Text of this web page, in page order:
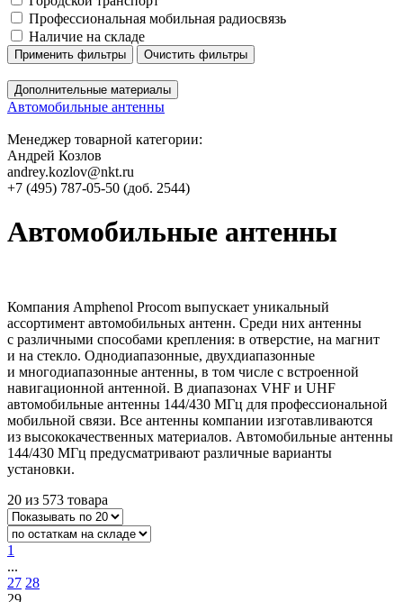
Профессиональная мобильная радиосвязь
Наличие на складе
Применить фильтры Очистить фильтры
Дополнительные материалы
Автомобильные антенны
Менеджер товарной категории:
Андрей Козлов
andrey.kozlov@nkt.ru
+7 (495) 787-05-50 (доб. 2544)
Автомобильные антенны
Компания Amphenol Procom выпускает уникальный
ассортимент автомобильных антенн. Среди них антенны
с различными способами крепления: в отверстие, на магнит
и на стекло. Однодиапазонные, двухдиапазонные
и многодиапазонные антенны, в том числе с встроенной
навигационной антенной. В диапазонах VHF и UHF
автомобильные антенны 144/430 МГц для профессиональной
мобильной связи. Все антенны компании изготавливаются
из высококачественных материалов. Автомобильные антенны
144/430 МГц предусматривают различные варианты
установки.
20 из 573 товара
1
...
27 28
29